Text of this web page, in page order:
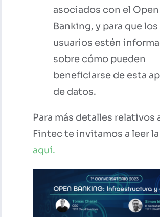
asociados con el Open
Banking, y para que los
usuarios estén
sobre cómo pueden
beneficiarse de esta
de datos.
Para más detalles relativos
Fintec te invitamos a leer
aquí.